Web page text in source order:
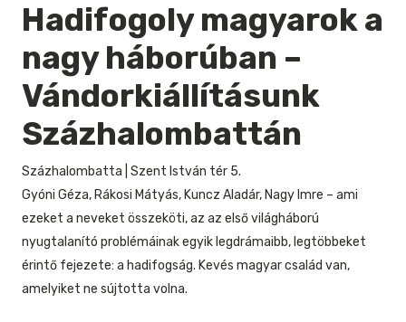
Hadifogoly magyarok a
nagy háborúban –
Vándorkiállításunk
Százhalombattán
Százhalombatta Szent István tér 5.
Gyóni Géza, Rákosi Mátyás, Kuncz Aladár, Nagy Imre – ami
ezeket a neveket összeköti, az az első világháború
nyugtalanító problémáinak egyik legdrámaibb, legtöbbeket
érintő fejezete: a hadifogság. Kevés magyar család van,
amelyiket ne sújtotta volna.